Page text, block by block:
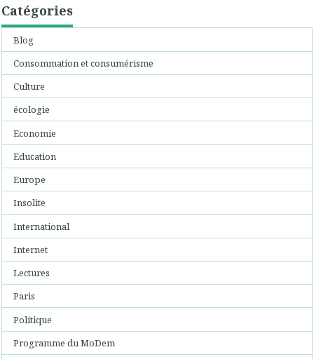
Catégories
Blog
Consommation et consumérisme
Culture
écologie
Economie
Education
Europe
Insolite
International
Internet
Lectures
Paris
Politique
Programme du MoDem